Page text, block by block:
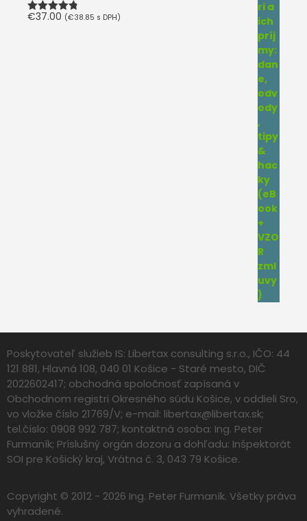
Hodnotenie
€37.00 (€38.85 s DPH)
Poskytovateľ služieb IS: Libertax consulting s.r.o., IČO: 44
121 881, Hlavná 108, 040 01 Košice - Staré mesto, DIČ
2022602417; obchodná spoločnosť zapísaná v
Obchodnom registri Okresného súdu Košice, v oddieli Sro,
vo vložke číslo 21769/V; e-mail: libertax@libertax.sk;
tel.číslo: 0908 992 787; kontaktná osoba: Ing. Peter
Furmaník; Príslušný orgán dozoru a dohľadu: Inšpektorát
SOI pre Košický kraj, Vrátna č. 3, 043 79 Košice.
Copyright © 2012 - 2026 Ing. Peter Furmaník. Všetky práva
vyhradené.